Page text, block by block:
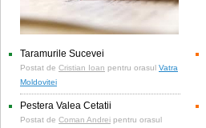
Taramurile Sucevei
Postat de Cristian Ioan pentru orasul Vatra
Moldovitei
Pestera Valea Cetatii
Postat de Coman Andrei pentru orasul